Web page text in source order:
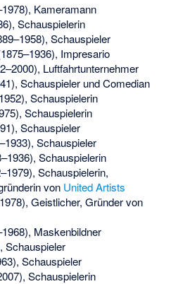
Kameramann
Schauspielerin
Schauspieler
Impresario
Luftfahrtunternehmer
Schauspieler und Comedian
Schauspielerin
Schauspielerin
Schauspieler
Schauspieler
Schauspielerin
Schauspielerin,
von United Artists
Geistlicher, Gründer von
Maskenbildner
Schauspieler
Schauspieler
Schauspielerin